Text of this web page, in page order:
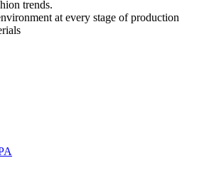
trends.
at every stage of production